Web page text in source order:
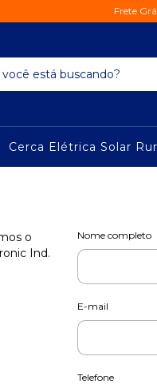
Frete
Cerca Elétrica Solar
o
Ind.
Nome completo
E-mail
Telefone